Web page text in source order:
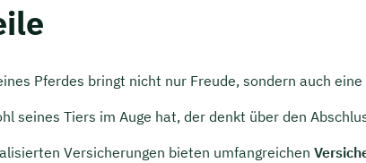
Pferdes bringt nicht nur Freude, sondern auch
seines Tiers im Auge hat, der denkt über den
Versicherungen bieten umfangreichen